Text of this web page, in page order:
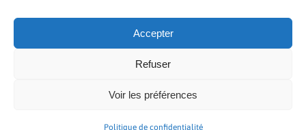
Accepter
Refuser
Voir les préférences
Politique de confidentialité
Copyright © 2023 TOUT AFRICA | Made by